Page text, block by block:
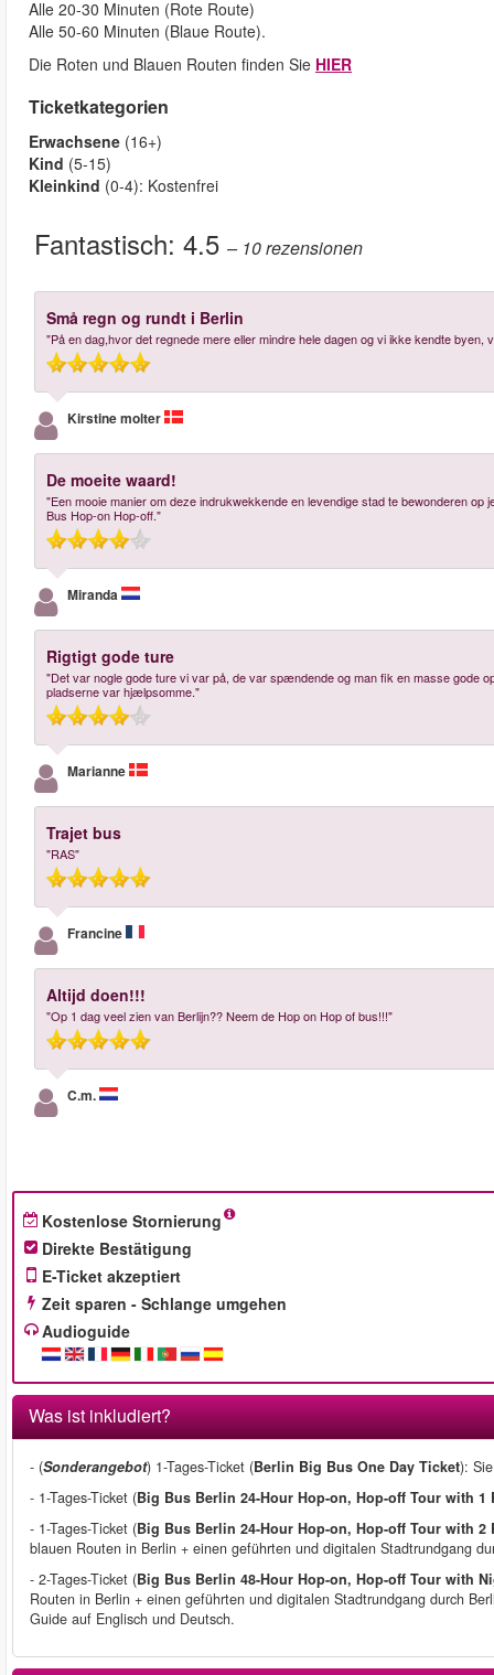
Alle 20-30 Minuten (Rote Route)
Alle 50-60 Minuten (Blaue Route).
Die Roten und Blauen Routen finden Sie HIER
Ticketkategorien
Erwachsene (16+)
Kind (5-15)
Kleinkind (0-4): Kostenfrei
Fantastisch: 4.5 – 10rezensionen
Små regn og rundt i Berlin
"På en dag,hvor det regnede mere eller mindre hele dagen og vi ikke kendte byen,
Kirstine molter
De moeite waard!
"Een mooie manier om deze indrukwekkende en levendige stad te bewonderen
Bus Hop-on Hop-off."
Miranda
Rigtigt gode ture
"Det var nogle gode ture vi var på, de var spændende og man fik en masse gode
pladserne var hjælpsomme."
Marianne
Trajet bus
"RAS"
Francine
Altijd doen!!!
"Op 1 dag veel zien van Berlijn?? Neem de Hop on Hop of bus!!!"
C.m.
Kostenlose Stornierung
Direkte Bestätigung
E-Ticket akzeptiert
Zeit sparen - Schlange umgehen
Audioguide
Was ist inkludiert?
- (Sonderangebot) 1-Tages-Ticket (Berlin Big Bus One Day Ticket):
- 1-Tages-Ticket (Big Bus Berlin 24-Hour Hop-on, Hop-off Tour with 1
- 1-Tages-Ticket (Big Bus Berlin 24-Hour Hop-on, Hop-off Tour with 2
blauen Routen in Berlin + einen geführten und digitalen Stadtrundgang
- 2-Tages-Ticket (Big Bus Berlin 48-Hour Hop-on, Hop-off Tour with
Routen in Berlin + einen geführten und digitalen Stadtrundgang durch
Guide auf Englisch und Deutsch.